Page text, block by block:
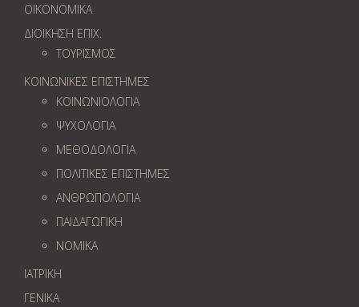
ΟΙΚΟΝΟΜΙΚΑ
ΔΙΟΙΚΗΣΗ ΕΠΙΧ.
ΤΟΥΡΙΣΜΟΣ
ΚΟΙΝΩΝΙΚΕΣ ΕΠΙΣΤΗΜΕΣ
ΚΟΙΝΩΝΙΟΛΟΓΙΑ
ΨΥΧΟΛΟΓΙΑ
ΜΕΘΟΔΟΛΟΓΙΑ
ΠΟΛΙΤΙΚΕΣ ΕΠΙΣΤΗΜΕΣ
ΑΝΘΡΩΠΟΛΟΓΙΑ
ΠΑΙΔΑΓΩΓΙΚΗ
ΝΟΜΙΚΑ
ΙΑΤΡΙΚΗ
ΓΕΝΙΚΑ